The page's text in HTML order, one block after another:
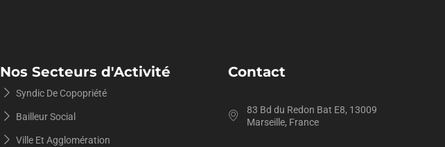
Nos Secteurs d'Activité
Syndic De Copopriété
Bailleur Social
Ville Et Agglomération
Contact
83 Bd du Redon Bat E8, 13009
Marseille, France